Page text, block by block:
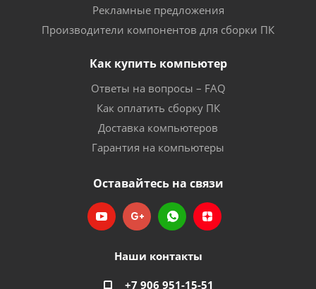
Рекламные предложения
Производители компонентов для сборки ПК
Как купить компьютер
Ответы на вопросы – FAQ
Как оплатить сборку ПК
Доставка компьютеров
Гарантия на компьютеры
Оставайтесь на связи
Наши контакты
+7 906 951-15-51